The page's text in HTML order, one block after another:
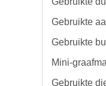
Gebruikte
Gebruikte
Mini-
Gebruikte